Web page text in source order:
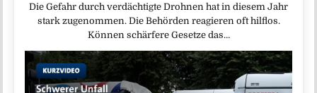
Die Gefahr durch verdächtigte Drohnen hat in diesem Jahr
stark zugenommen. Die Behörden reagieren oft hilflos.
Können schärfere Gesetze das…